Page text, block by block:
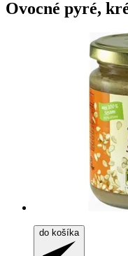
Ovocné pyré,
do košíka